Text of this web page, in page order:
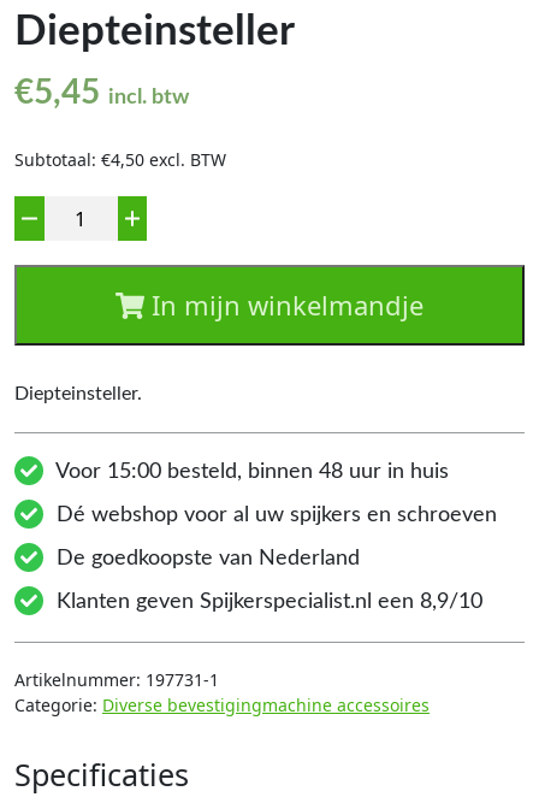
Diepteinsteller
€5,45 incl. btw
Subtotaal: €4,50 excl. BTW
Aantal
In mijn winkelmandje
Diepteinsteller.
Voor 15:00 besteld, binnen 48 uur in huis
Dé webshop voor al uw spijkers en schroeven
De goedkoopste van Nederland
Klanten geven Spijkerspecialist.nl een 8,9/10
Artikelnummer: 197731-1
Categorie: Diverse bevestigingmachine accessoires
Specificaties